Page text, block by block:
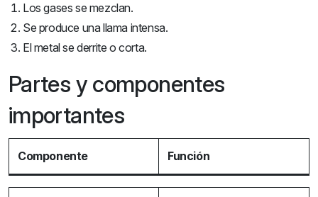
Los gases se mezclan.
Se produce una llama intensa.
El metal se derrite o corta.
Partes y componentes
importantes
Componente Función